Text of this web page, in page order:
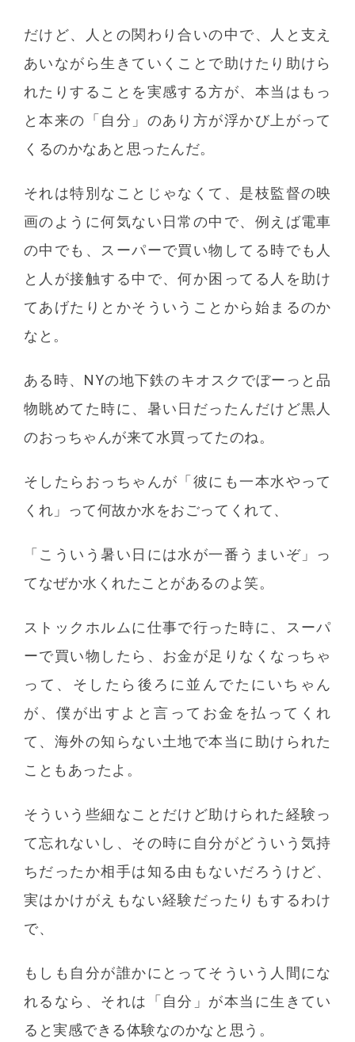
だけど、人との関わり合いの中で、人と支え
あいながら生きていくことで助けたり助けら
れたりすることを実感する方が、本当はもっ
と本来の「自分」のあり方が浮かび上がって
くるのかなあと思ったんだ。
それは特別なことじゃなくて、是枝監督の映
画のように何気ない日常の中で、例えば電車
の中でも、スーパーで買い物してる時でも人
と人が接触する中で、何か困ってる人を助け
てあげたりとかそういうことから始まるのか
なと。
ある時、NYの地下鉄のキオスクでぼーっと品
物眺めてた時に、暑い日だったんだけど黒人
のおっちゃんが来て水買ってたのね。
そしたらおっちゃんが「彼にも一本水やって
くれ」って何故か水をおごってくれて、
「こういう暑い日には水が一番うまいぞ」っ
てなぜか水くれたことがあるのよ笑。
ストックホルムに仕事で行った時に、スーパ
ーで買い物したら、お金が足りなくなっちゃ
って、そしたら後ろに並んでたにいちゃん
が、僕が出すよと言ってお金を払ってくれ
て、海外の知らない土地で本当に助けられた
こともあったよ。
そういう些細なことだけど助けられた経験っ
て忘れないし、その時に自分がどういう気持
ちだったか相手は知る由もないだろうけど、
実はかけがえもない経験だったりもするわけ
で、
もしも自分が誰かにとってそういう人間にな
れるなら、それは「自分」が本当に生きてい
ると実感できる体験なのかなと思う。